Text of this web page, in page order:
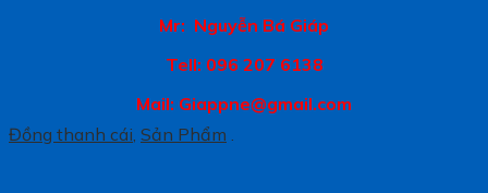
Mr: Nguyễn Bá Giáp
Tell: 096 207 6138
Mail: Giappne@gmail.com
Đồng thanh cái Sản Phẩm